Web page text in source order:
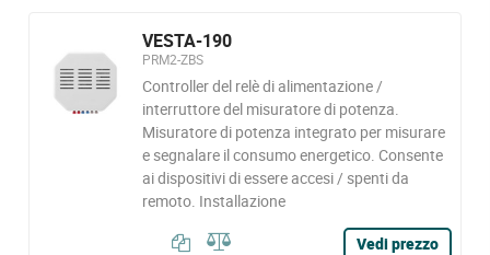
VESTA-190
PRM2-ZBS
Controller del relè di alimentazione /
interruttore del misuratore di potenza.
Misuratore di potenza integrato per misurare
e segnalare il consumo energetico. Consente
ai dispositivi di essere accesi / spenti da
remoto. Installazione
Vedi prezzo